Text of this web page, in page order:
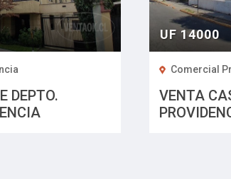
DEPTO.
UF 14000
Comercial
VENTA